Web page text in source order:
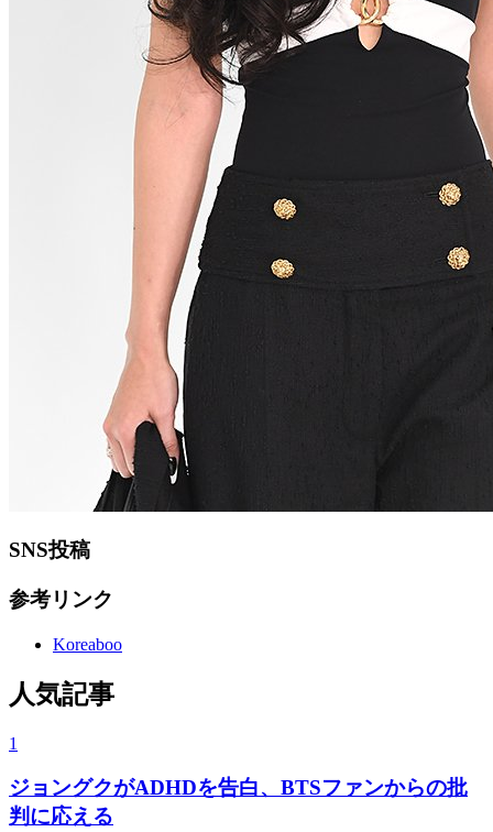
SNS投稿
参考リンク
Koreaboo
人気記事
1
ジョングクがADHDを告白、BTSファンからの批
判に応える